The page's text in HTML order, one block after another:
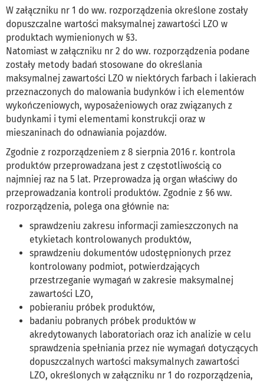
W załączniku nr 1 do ww. rozporządzenia określone zostały
dopuszczalne wartości maksymalnej zawartości LZO w
produktach wymienionych w §3.
Natomiast w załączniku nr 2 do ww. rozporządzenia podane
zostały metody badań stosowane do określania
maksymalnej zawartości LZO w niektórych farbach i lakierach
przeznaczonych do malowania budynków i ich elementów
wykończeniowych, wyposażeniowych oraz związanych z
budynkami i tymi elementami konstrukcji oraz w
mieszaninach do odnawiania pojazdów.
Zgodnie z rozporządzeniem z 8 sierpnia 2016 r. kontrola
produktów przeprowadzana jest z częstotliwością co
najmniej raz na 5 lat. Przeprowadza ją organ właściwy do
przeprowadzania kontroli produktów. Zgodnie z §6 ww.
rozporządzenia, polega ona głównie na:
sprawdzeniu zakresu informacji zamieszczonych na
etykietach kontrolowanych produktów,
sprawdzeniu dokumentów udostępnionych przez
kontrolowany podmiot, potwierdzających
przestrzeganie wymagań w zakresie maksymalnej
zawartości LZO,
pobieraniu próbek produktów,
badaniu pobranych próbek produktów w
akredytowanych laboratoriach oraz ich analizie w celu
sprawdzenia spełniania przez nie wymagań dotyczących
dopuszczalnych wartości maksymalnych zawartości
LZO, określonych w załączniku nr 1 do rozporządzenia,